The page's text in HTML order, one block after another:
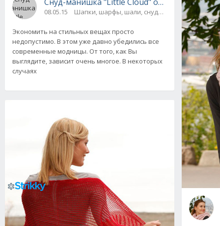
08.05.15 Шапки, шарфы, шали, снуды и палантины
Экономить на стильных вещах просто
недопустимо. В этом уже давно убедились все
современные модницы. От того, как Вы
выглядите, зависит очень многое. В некоторых
случаях